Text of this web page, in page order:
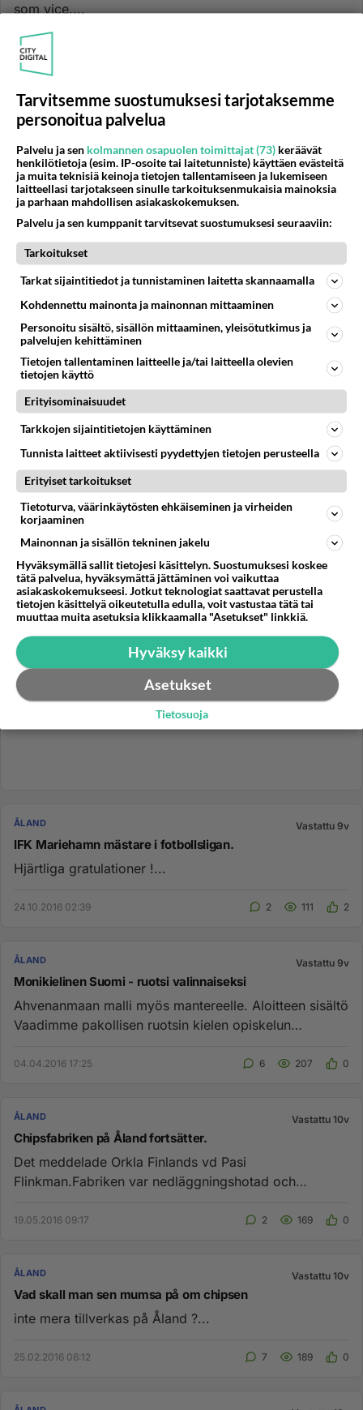
som vice....
03.11.2016 23:10
ÅLAND Vastattu 9v
Malört köpes
Finns det till salu? Artemisia absinthium, skördat
blommande, torkad. Växer ej på fastlandet. beklagar
dålig svenska...
28.09.2015 20:21
ÅLAND Vastattu 9v
Så tråkigt med den här fågelinfluensan
som nu finns på Åland....
27.11.2016 04:00
ÅLAND
Vår försvarsminister har bekymmer för Åland.
Snart flyttar han säkert Nylands Brigad till Åland,så det
finns militär på plats....
ÅLAND Vastattu 9v
IFK Mariehamn mästare i fotbollsligan.
Hjärtliga gratulationer !...
24.10.2016 02:39 2 111 2
ÅLAND Vastattu 9v
Monikielinen Suomi - ruotsi valinnaiseksi
Ahvenanmaan malli myös mantereelle. Aloitteen sisältö
Vaadimme pakollisen ruotsin kielen opiskelun
04.04.2016 17:25 6 207 0
ÅLAND Vastattu 10v
Chipsfabriken på Åland fortsätter.
Det meddelade Orkla Finlands vd Pasi
Flinkman.Fabriken var nedläggningshotad och
19.05.2016 09:17 2 169 0
ÅLAND Vastattu 10v
Vad skall man sen mumsa på om chipsen
inte mera tillverkas på Åland ?...
25.02.2016 06:12 7 189 0
Tarvitsemme suostumuksesi tarjotaksemme
personoitua palvelua
Palvelu ja sen kolmannen osapuolen toimittajat (73) keräävät
henkilötietoja (esim. IP-osoite tai laitetunniste) käyttäen evästeitä
ja muita teknisiä keinoja tietojen tallentamiseen ja lukemiseen
laitteellasi tarjotakseen sinulle tarkoituksenmukaisia mainoksia
ja parhaan mahdollisen asiakaskokemuksen.
Palvelu ja sen kumppanit tarvitsevat suostumuksesi seuraaviin:
Tarkoitukset
Tarkat sijaintitiedot ja tunnistaminen laitetta skannaamalla
Kohdennettu mainonta ja mainonnan mittaaminen
Personoitu sisältö, sisällön mittaaminen, yleisötutkimus ja
palvelujen kehittäminen
Tietojen tallentaminen laitteelle ja/tai laitteella olevien
tietojen käyttö
Erityisominaisuudet
Tarkkojen sijaintitietojen käyttäminen
Tunnista laitteet aktiivisesti pyydettyjen tietojen perusteella
Erityiset tarkoitukset
Tietoturva, väärinkäytösten ehkäiseminen ja virheiden
korjaaminen
Mainonnan ja sisällön tekninen jakelu
Hyväksymällä sallit tietojesi käsittelyn. Suostumuksesi koskee
tätä palvelua, hyväksymättä jättäminen voi vaikuttaa
asiakaskokemukseesi. Jotkut teknologiat saattavat perustella
tietojen käsittelyä oikeutetulla edulla, voit vastustaa tätä tai
muuttaa muita asetuksia klikkaamalla "Asetukset" linkkiä.
Hyväksy kaikki
Asetukset
Tietosuoja